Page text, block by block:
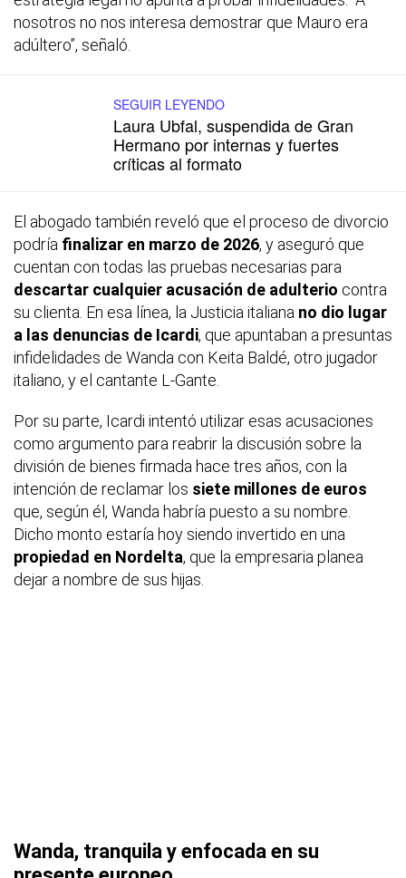
nosotros no nos interesa demostrar que Mauro era
adúltero”, señaló.
SEGUIR LEYENDO
Laura Ubfal, suspendida de Gran
Hermano por internas y fuertes
críticas al formato
El abogado también reveló que el proceso de divorcio
podría finalizar en marzo de 2026, y aseguró que
cuentan con todas las pruebas necesarias para
descartar cualquier acusación de adulterio contra
su clienta. En esa línea, la Justicia italiana no dio lugar
a las denuncias de Icardi, que apuntaban a presuntas
infidelidades de Wanda con Keita Baldé, otro jugador
italiano, y el cantante L-Gante.
Por su parte, Icardi intentó utilizar esas acusaciones
como argumento para reabrir la discusión sobre la
división de bienes firmada hace tres años, con la
intención de reclamar los siete millones de euros
que, según él, Wanda habría puesto a su nombre.
Dicho monto estaría hoy siendo invertido en una
propiedad en Nordelta, que la empresaria planea
dejar a nombre de sus hijas.
Wanda, tranquila y enfocada en su